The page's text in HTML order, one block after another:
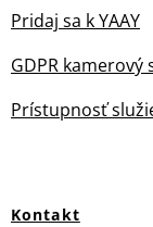
Pridaj sa k YAAY
GDPR kamerový
Prístupnosť
Kontakt